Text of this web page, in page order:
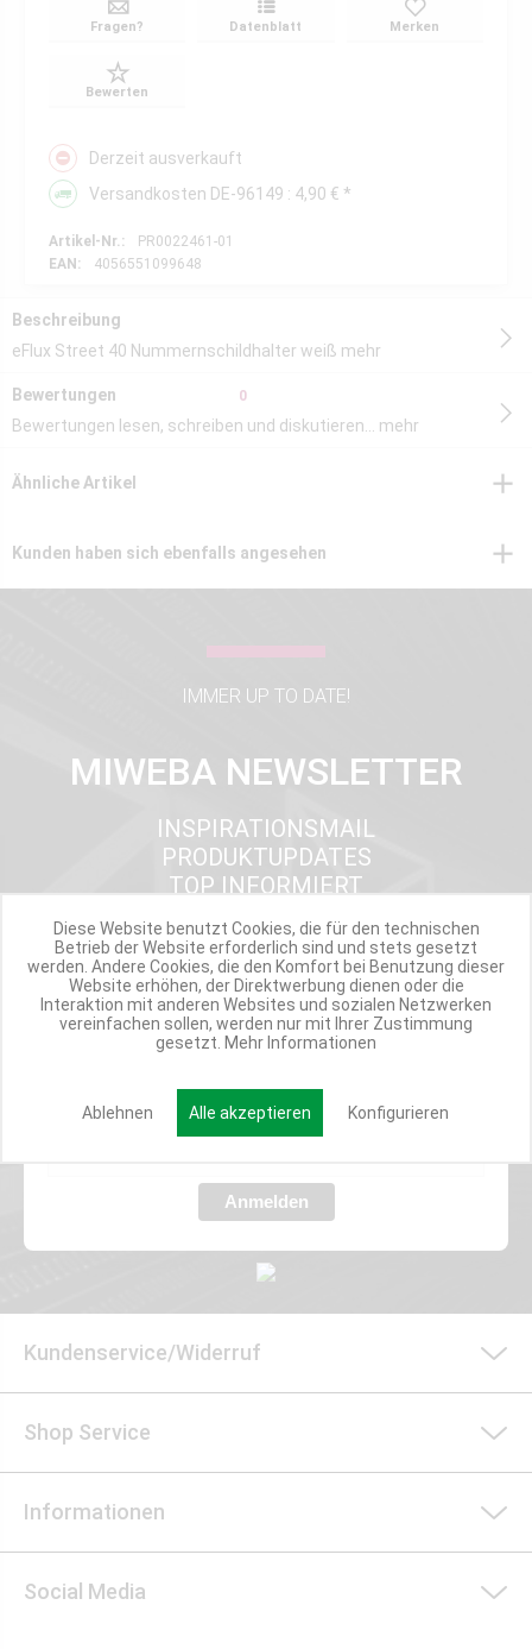
Fragen? Datenblatt Merken
Bewerten
Derzeit ausverkauft
Versandkosten DE-96149 : 4,90 € *
Artikel-Nr.:
PR0022461-01
EAN:
4056551099648
Beschreibung
eFlux Street 40 Nummernschildhalter weiß mehr
Bewertungen 0
Bewertungen lesen, schreiben und diskutieren... mehr
Ähnliche Artikel
Kunden haben sich ebenfalls angesehen
IMMER UP TO DATE!
MIWEBA NEWSLETTER
INSPIRATIONSMAIL
PRODUKTUPDATES
TOP INFORMIERT
ANGEBOTE
Werde Teil der Miweba Community!
E-MAIL*
Anmelden
Kundenservice/Widerruf
Shop Service
Informationen
Social Media
Diese Website benutzt Cookies, die für den technischen
Betrieb der Website erforderlich sind und stets gesetzt
werden. Andere Cookies, die den Komfort bei Benutzung dieser
Website erhöhen, der Direktwerbung dienen oder die
Interaktion mit anderen Websites und sozialen Netzwerken
vereinfachen sollen, werden nur mit Ihrer Zustimmung
gesetzt. Mehr Informationen
Ablehnen Alle akzeptieren Konfigurieren